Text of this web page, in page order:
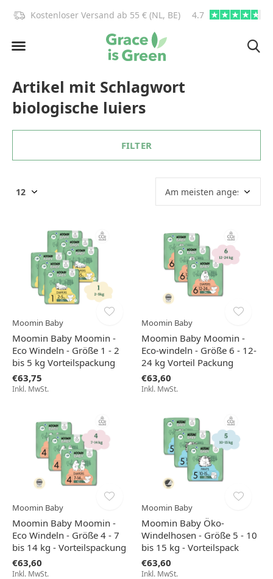
Kostenloser Versand ab 55 € (NL, BE) 4.7
Artikel mit Schlagwort
biologische luiers
FILTER
Moomin Baby
Moomin Baby Moomin -
Eco Windeln - Größe 1 - 2
bis 5 kg Vorteilspackung
€63,75
Inkl. MwSt.
Moomin Baby
Moomin Baby Moomin -
Eco-windeln - Größe 6 - 12-
24 kg Vorteil Packung
€63,60
Inkl. MwSt.
Moomin Baby
Moomin Baby Moomin -
Eco Windeln - Größe 4 - 7
bis 14 kg - Vorteilspackung
€63,60
Inkl. MwSt.
Moomin Baby
Moomin Baby Öko-
Windelhosen - Größe 5 - 10
bis 15 kg - Vorteilspack
€63,60
Inkl. MwSt.